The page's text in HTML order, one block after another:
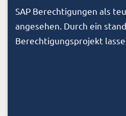
SAP Berechtigungen als
angesehen. Durch ein
Berechtigungsprojekt